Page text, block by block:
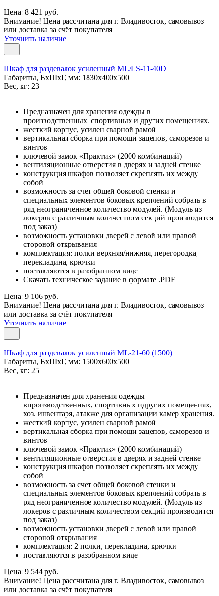
Цена: 8 421 руб.
Внимание! Цена рассчитана для г. Владивосток, самовывоз
или доставка за счёт покупателя
Уточнить наличие
Шкаф для раздевалок усиленный ML/LS-11-40D
Габариты, ВxШxГ, мм: 1830x400x500
Вес, кг: 23
Предназначен для хранения одежды в
производственных, спортивных и других помещениях.
жесткий корпус, усилен сварной рамой
вертикальная сборка при помощи зацепов, саморезов и
винтов
ключевой замок «Практик» (2000 комбинаций)
вентиляционные отверстия в дверях и задней стенке
конструкция шкафов позволяет скреплять их между
собой
возможность за счет общей боковой стенки и
специальных элементов боковых креплений собрать в
ряд неограниченное количество модулей. (Модуль из
локеров с различным количеством секций производится
под заказ)
возможность установки дверей с левой или правой
стороной открывания
комплектация: полки верхняя/нижняя, перегородка,
перекладина, крючки
поставляются в разобранном виде
Скачать техническое задание в формате .PDF
Цена: 9 106 руб.
Внимание! Цена рассчитана для г. Владивосток, самовывоз
или доставка за счёт покупателя
Уточнить наличие
Шкаф для раздевалок усиленный ML-21-60 (1500)
Габариты, ВxШxГ, мм: 1500x600x500
Вес, кг: 25
Предназначен для хранения одежды
впроизводственных, спортивных идругих помещениях,
хоз. инвентаря, атакже для организации камер хранения.
жесткий корпус, усилен сварной рамой
вертикальная сборка при помощи зацепов, саморезов и
винтов
ключевой замок «Практик» (2000 комбинаций)
вентиляционные отверстия в дверях и задней стенке
конструкция шкафов позволяет скреплять их между
собой
возможность за счет общей боковой стенки и
специальных элементов боковых креплений собрать в
ряд неограниченное количество модулей. (Модуль из
локеров с различным количеством секций производится
под заказ)
возможность установки дверей с левой или правой
стороной открывания
комплектация: 2 полки, перекладина, крючки
поставляются в разобранном виде
Цена: 9 544 руб.
Внимание! Цена рассчитана для г. Владивосток, самовывоз
или доставка за счёт покупателя